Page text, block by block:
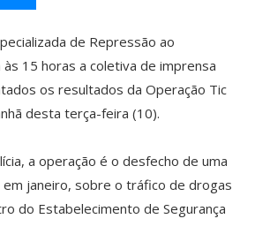
de Repressão ao
15 horas a coletiva de imprensa
os resultados da Operação Tic
desta terça-feira (10).
a operação é o desfecho de uma
em janeiro, sobre o tráfico de drogas
do Estabelecimento de Segurança